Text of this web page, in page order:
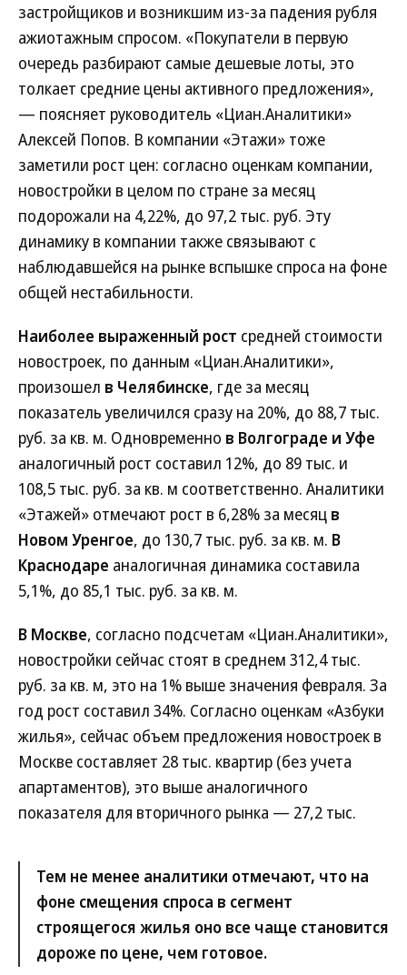
застройщиков и возникшим из-за падения рубля
ажиотажным спросом. «Покупатели в первую
очередь разбирают самые дешевые лоты, это
толкает средние цены активного предложения»,
— поясняет руководитель «Циан.Аналитики»
Алексей Попов. В компании «Этажи» тоже
заметили рост цен: согласно оценкам компании,
новостройки в целом по стране за месяц
подорожали на 4,22%, до 97,2 тыс. руб. Эту
динамику в компании также связывают с
наблюдавшейся на рынке вспышке спроса на фоне
общей нестабильности.
Наиболее выраженный рост средней стоимости
новостроек, по данным «Циан.Аналитики»,
произошел в Челябинске, где за месяц
показатель увеличился сразу на 20%, до 88,7 тыс.
руб. за кв. м. Одновременно в Волгограде и Уфе
аналогичный рост составил 12%, до 89 тыс. и
108,5 тыс. руб. за кв. м соответственно. Аналитики
«Этажей» отмечают рост в 6,28% за месяц в
Новом Уренгое, до 130,7 тыс. руб. за кв. м. В
Краснодаре аналогичная динамика составила
5,1%, до 85,1 тыс. руб. за кв. м.
В Москве, согласно подсчетам «Циан.Аналитики»,
новостройки сейчас стоят в среднем 312,4 тыс.
руб. за кв. м, это на 1% выше значения февраля. За
год рост составил 34%. Согласно оценкам «Азбуки
жилья», сейчас объем предложения новостроек в
Москве составляет 28 тыс. квартир (без учета
апартаментов), это выше аналогичного
показателя для вторичного рынка — 27,2 тыс.
Тем не менее аналитики отмечают, что на
фоне смещения спроса в сегмент
строящегося жилья оно все чаще становится
дороже по цене, чем готовое.